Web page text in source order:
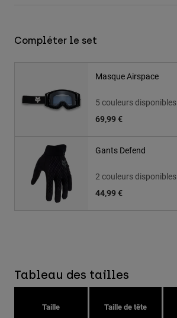
Compléter le set
Masque Airspace
5 couleurs disponibles
69,99 €
Gants Defend
2 couleurs disponibles
44,99 €
Tableau des tailles
Taille Taille de tête